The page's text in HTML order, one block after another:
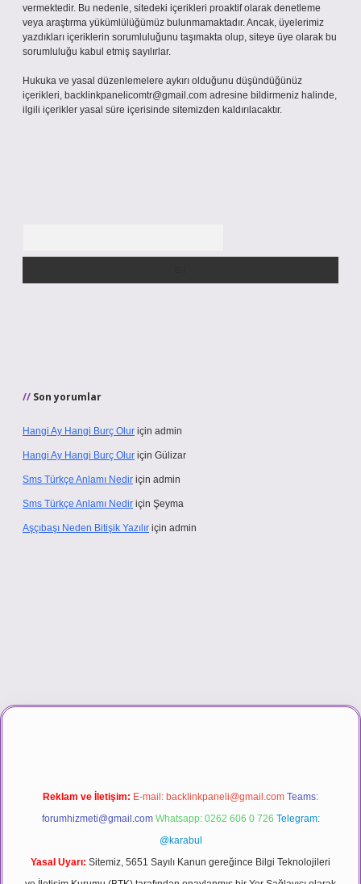
vermektedir. Bu nedenle, sitedeki içerikleri proaktif olarak denetleme
veya araştırma yükümlülüğümüz bulunmamaktadır. Ancak, üyelerimiz
yazdıkları içeriklerin sorumluluğunu taşımakta olup, siteye üye olarak bu
sorumluluğu kabul etmiş sayılırlar.
Hukuka ve yasal düzenlemelere aykırı olduğunu düşündüğünüz
içerikleri, backlinkpanelicomtr@gmail.com adresine bildirmeniz halinde,
ilgili içerikler yasal süre içerisinde sitemizden kaldırılacaktır.
Son yorumlar
Hangi Ay Hangi Burç Olur için admin
Hangi Ay Hangi Burç Olur için Gülizar
Sms Türkçe Anlamı Nedir için admin
Sms Türkçe Anlamı Nedir için Şeyma
Aşçıbaşı Neden Bitişik Yazılır için admin
Reklam ve İletişim: E-mail: backlinkpaneli@gmail.com Teams:
forumhizmeti@gmail.com Whatsapp: 0262 606 0 726 Telegram:
@karabul
Yasal Uyarı: Sitemiz, 5651 Sayılı Kanun gereğince Bilgi Teknolojileri